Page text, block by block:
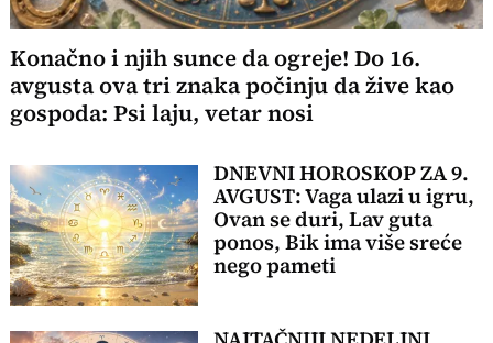
Konačno i njih sunce da ogreje! Do 16.
avgusta ova tri znaka počinju da žive kao
gospoda: Psi laju, vetar nosi
DNEVNI HOROSKOP ZA 9.
AVGUST: Vaga ulazi u igru,
Ovan se duri, Lav guta
ponos, Bik ima više sreće
nego pameti